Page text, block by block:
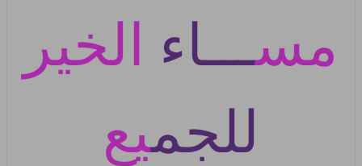
مســـاء
الخير
للجميع